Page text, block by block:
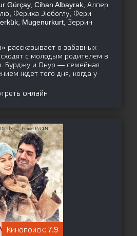
Gürçay, Cihan Albayrak, Алпер
Фериха Эюбоглу, Фери
Mugenurkurt, Зеррин
рассказывает о забавных
с молодым родителем в
Бурджу и Онур — семейная
ждет того дня, когда у
онлайн
7.9